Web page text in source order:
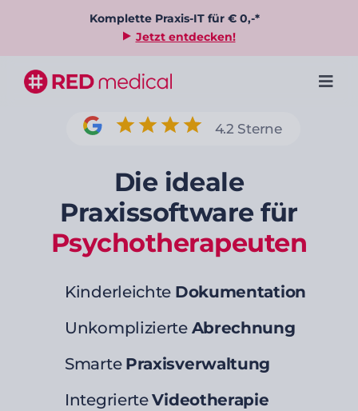
Komplette Praxis-IT für € 0,-*
Jetzt entdecken!
Kundenstimmen
Wissenswertes
4.2 Sterne
Die ideale
Praxissoftware für
Psychotherapeuten
Kinderleichte Dokumentation
Unkomplizierte Abrechnung
Smarte Praxisverwaltung
IntegrierteVideotherapie